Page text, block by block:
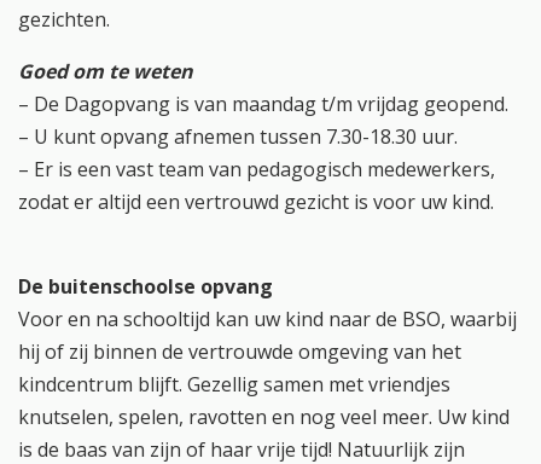
gezichten.
Goed om te weten
– De Dagopvang is van maandag t/m vrijdag geopend.
– U kunt opvang afnemen tussen 7.30-18.30 uur.
– Er is een vast team van pedagogisch medewerkers,
zodat er altijd een vertrouwd gezicht is voor uw kind.
De buitenschoolse opvang
Voor en na schooltijd kan uw kind naar de BSO, waarbij
hij of zij binnen de vertrouwde omgeving van het
kindcentrum blijft. Gezellig samen met vriendjes
knutselen, spelen, ravotten en nog veel meer. Uw kind
is de baas van zijn of haar vrije tijd! Natuurlijk zijn